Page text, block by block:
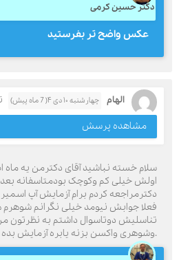
دکتر حسین کرمی
عکس واضح تر بفرستید
الهام چهارشنبه ۱۰ دی ۴( 7 ماه پیش)
مشاهده پرسش
سلام خسته نباشید آقای دکترمن یه ماه
اولش خیلی کم وکوچک بودمتاسفانه بعد
دکترمراجعه کردم برام آزمایش آپ
فعلا جوابش نیومد خیلی نگرانم شوهرم
تناسلیش دوتاسوال داشتم به نظرتون
.وشوهری واکسن بزنه یابره آزمایش بده